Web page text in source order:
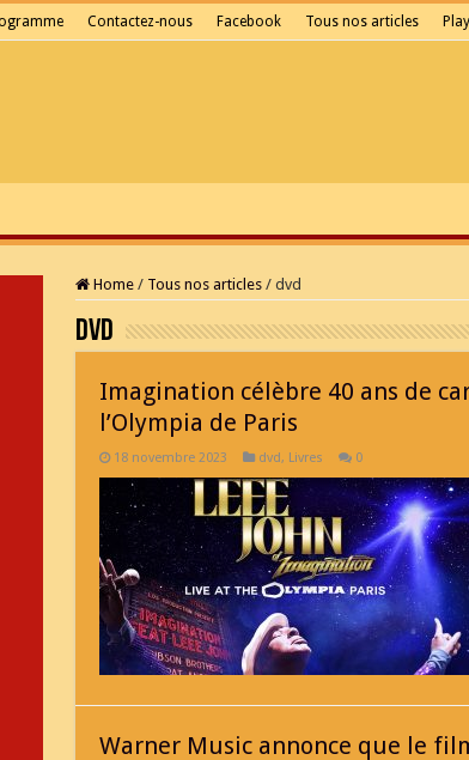
Contactez-nous Facebook Tous nos articles
Home / Tous nos articles / dvd
dvd
Imagination célèbre 40 ans de
l’Olympia de Paris
18 novembre 2023 dvd, Livres 0
Warner Music annonce que le